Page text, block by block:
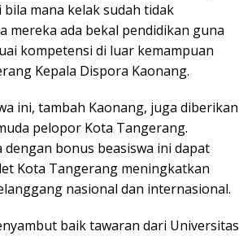
mana kelak sudah tidak
mereka ada bekal pendidikan guna
kompetensi di luar kemampuan
Kepala Dispora Kaonang.
ini, tambah Kaonang, juga diberikan
pelopor Kota Tangerang.
bonus beasiswa ini dapat
Kota Tangerang meningkatkan
nasional dan internasional.
baik tawaran dari Universitas